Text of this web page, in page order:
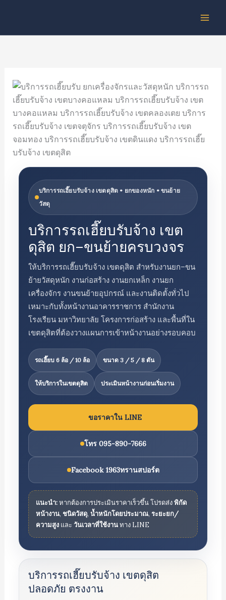
content
บริการรถเฮี๊ยบรับจ้าง เขตดุสิต • ยกของหนัก • ขนย้าย
วัสดุ
บริการรถเฮี๊ยบรับจ้าง เขต
ดุสิต ยก–ขนย้ายครบวงจร
ให้บริการรถเฮี๊ยบรับจ้าง เขตดุสิต สำหรับงานยก–ขน
ย้ายวัสดุหนัก งานก่อสร้าง งานยกเหล็ก งานยก
เครื่องจักร งานขนย้ายอุปกรณ์ และงานติดตั้งทั่วไป
เหมาะกับทั้งหน้างานอาคารราชการ สำนักงาน
โรงเรียน มหาวิทยาลัย โครงการก่อสร้าง และพื้นที่ใน
เขตดุสิตที่ต้องวางแผนการเข้าหน้างานอย่างรอบคอบ
รถเฮี๊ยบ 6 ล้อ / 10 ล้อ ขนาด 3 / 5 / 8 ตัน
ให้บริการในเขตดุสิต ประเมินหน้างานก่อนเริ่มงาน
ขอราคาใน LINE
โทร 095-890-7666
Facebook 1963ทรานสปอร์ต
แนะนำ:หากต้องการประเมินราคาเร็วขึ้น โปรดส่งพิกัด
หน้างาน, ชนิดวัสดุ, น้ำหนักโดยประมาณ, ระยะยก/
ความสูงและ วันเวลาที่ใช้งานทาง LINE
บริการรถเฮี๊ยบรับจ้าง เขตดุสิต
ปลอดภัย ตรงงาน